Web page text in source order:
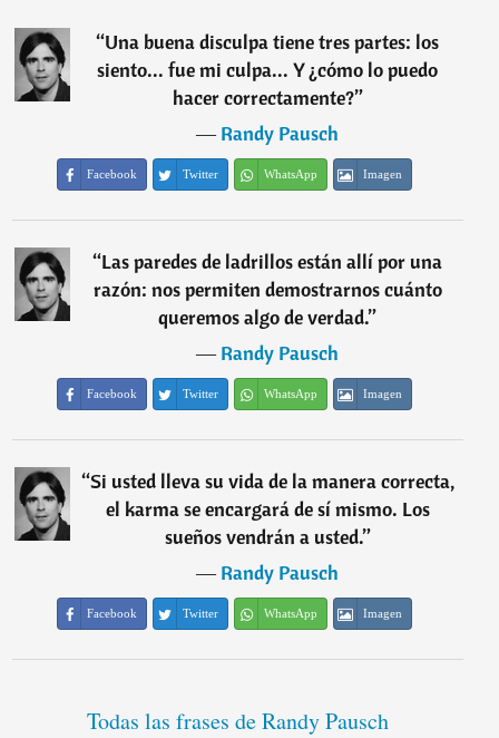
“Una buena disculpa tiene tres partes: los
siento... fue mi culpa... Y ¿cómo lo puedo
hacer correctamente?”
―Randy Pausch
Facebook Twitter WhatsApp Imagen
“Las paredes de ladrillos están allí por una
razón: nos permiten demostrarnos cuánto
queremos algo de verdad.”
―Randy Pausch
Facebook Twitter WhatsApp Imagen
“Si usted lleva su vida de la manera correcta,
el karma se encargará de sí mismo. Los
sueños vendrán a usted.”
―Randy Pausch
Facebook Twitter WhatsApp Imagen
Todas las frases de Randy Pausch